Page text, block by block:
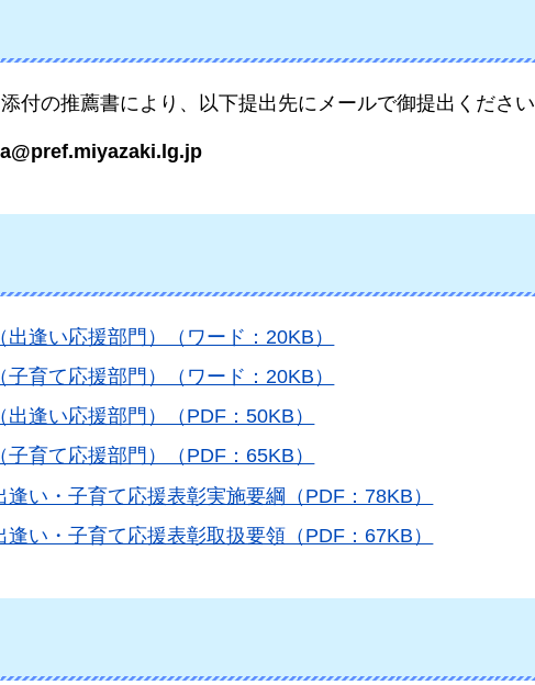
付の推薦書により、以下提出先にメールで御提出ください
出逢い応援部門）（ワード：20KB）
子育て応援部門）（ワード：20KB）
出逢い応援部門）（PDF：50KB）
子育て応援部門）（PDF：65KB）
逢い・子育て応援表彰実施要綱（PDF：78KB）
逢い・子育て応援表彰取扱要領（PDF：67KB）